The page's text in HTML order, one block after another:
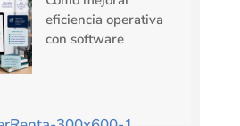
eficiencia operativa
con software